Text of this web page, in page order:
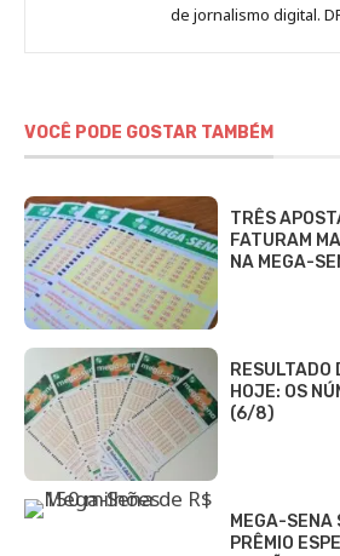
de jornalismo digital.
VOCÊ PODE GOSTAR TAMBÉM
TRÊS
FATURAM
NA MEGA-
HOJE: OS
(6/8)
MEGA-SENA
PRÊMIO